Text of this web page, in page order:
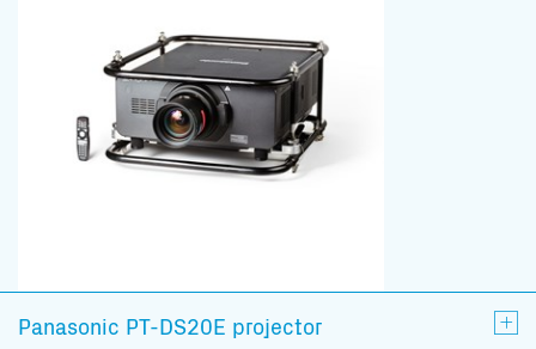
Panasonic PT-DS20E projector